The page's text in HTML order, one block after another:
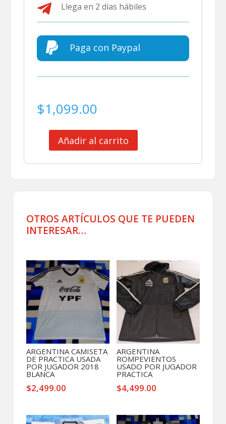
 Llega en 2 días hábiles
 Paga con Paypal
$1,099.00
Añadir al carrito
OTROS ARTÍCULOS QUE TE PUEDEN
INTERESAR…
ARGENTINA CAMISETA
DE PRACTICA USADA
POR JUGADOR 2018
BLANCA
$2,499.00
ARGENTINA
ROMPEVIENTOS
USADO POR JUGADOR
PRACTICA
$4,499.00